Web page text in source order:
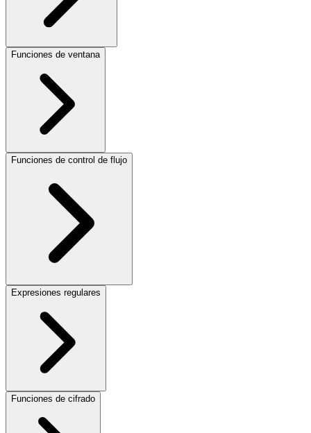
Funciones de ventana
Funciones de control de flujo
Expresiones regulares
Funciones de cifrado